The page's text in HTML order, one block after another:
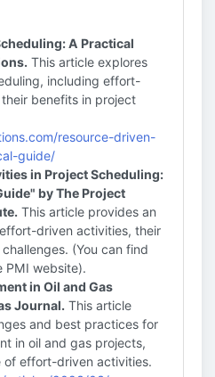
A Practical
This article explores
including effort-
benefits in project
resource-driven-
guide/
in Project Scheduling:
by The Project
This article provides an
driven activities, their
(You can find
PMI website).
in Oil and Gas
Journal. This article
and best practices for
in oil and gas projects,
of effort-driven activities.